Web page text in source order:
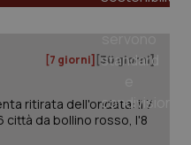
[7 giorni] [30 giorni]
ritirata dell'ondata: il 7
da bollino rosso, l'8